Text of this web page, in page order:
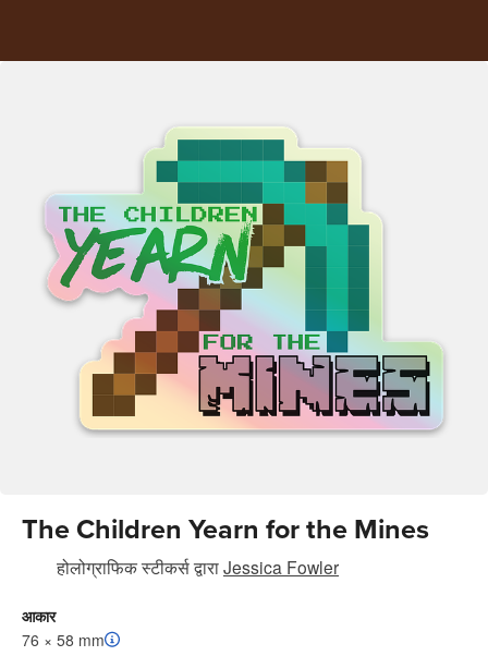
The Children Yearn for the Mines
होलोग्राफिक स्टीकर्सद्वाराJessica Fowler
आकार
76 × 58 mm